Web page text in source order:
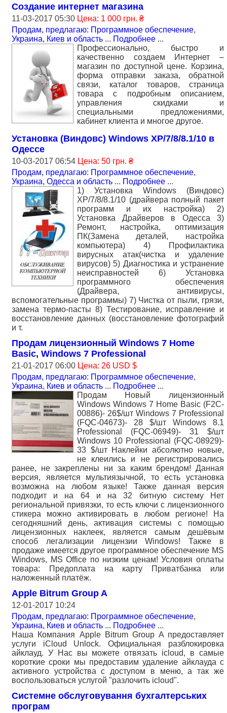
Создание интернет магазина
11-03-2017 05:30 Цена: 1 000 грн. ₴
Продам, предлагаю: Программное обеспечение,
Украина, Киев и область ... Подробнее ...
Профессионально, быстро и
качественно создаем Интернет –
магазин по доступной цене. Корзина,
форма отправки заказа, обратной
связи, каталог товаров, страница
товара с подробным описанием,
управления скидками и
специальными предложениями,
кабинет клиента и многое другое.
Установка (Виндовс) Windows XP/7/8/8.1/10 в
Одессе
10-03-2017 06:54 Цена: 50 грн. ₴
Продам, предлагаю: Программное обеспечение,
Украина, Одесса и область ... Подробнее ...
1) Установка Windows (Виндовс)
XP/7/8/8.1/10 (драйвера полный пакет
программ и их настройка) 2)
Установка Драйверов в Одесса 3)
Ремонт, настройка, оптимизация
ПК(Замена деталей, настройка
компьютера) 4) Профилактика
вирусных атак(чистка и удаление
вирусов) 5) Диагностика и устранение
неисправностей 6) Установка
программного обеспечения
(Драйвера, антивирусы,
вспомогательные программы) 7) Чистка от пыли, грязи,
замена термо-пасты 8) Тестирование, исправление и
восстановление данных (восстановление фотографий
и т.
Продам лицензионный Windows 7 Home
Basic, Windows 7 Professional
21-01-2017 06:00 Цена: 26 USD $
Продам, предлагаю: Программное обеспечение,
Украина, Киев и область ... Подробнее ...
Продам Новый лицензионный
Windows Windows 7 Home Basic (F2C-
00886)- 26$/шт Windows 7 Professional
(FQC-04673)- 28 $/шт Windows 8.1
Professional (FQC-06949)- 31 $/шт
Windows 10 Professional (FQC-08929)-
33 $/шт Наклейки абсолютно новые,
не клеились и не регистрировались
ранее, не закреплены ни за каким брендом! Данная
версия, является мультиязычной, то есть установка
возможна на любом языке! Также данная версия
подходит и на 64 и на 32 битную систему Нет
региональной привязки, то есть ключи с лицензионного
стикера можно активировать в любом регионе! На
сегодняшний день, активация системы с помощью
лицензионных наклеек, является самым дешёвым
способ легализации лицензии Windows! Также в
продаже имеется другое программное обеспечение MS
Windows, MS Office по низким ценам! Условия оплаты
товара: Предоплата на карту Приватбанка или
наложенный платёж.
Apple Bitrum Group A
12-01-2017 10:24
Продам, предлагаю: Программное обеспечение,
Украина, Киев и область ... Подробнее ...
Наша Компания Apple Bitrum Group A предоставляет
услуги iCloud Unlock. Официальная разблокировка
айклауд. У Нас вы можете отвязать icloud, в самые
короткие сроки мы предоставим удаление айклауда с
активного устройства с доступом в меню, а так же
воспользоваться услугой "разлочить icloud".
Системне обслуговування бухгалтерських
програм